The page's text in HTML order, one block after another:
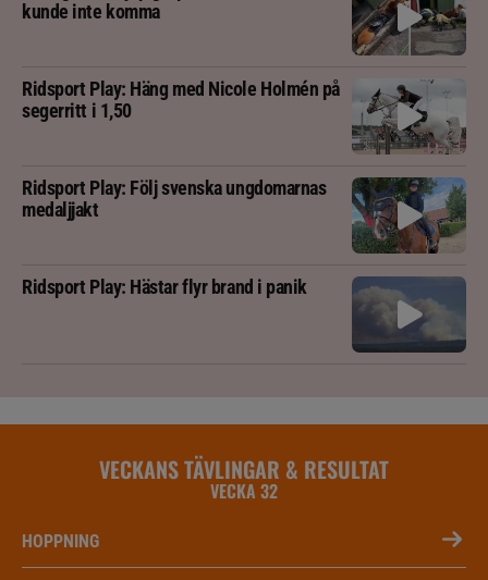
kunde inte komma
Ridsport Play: Häng med Nicole Holmén på
segerritt i 1,50
Ridsport Play: Följ svenska ungdomarnas
medaljjakt
Ridsport Play: Hästar flyr brand i panik
VECKANS TÄVLINGAR & RESULTAT
VECKA 32
HOPPNING